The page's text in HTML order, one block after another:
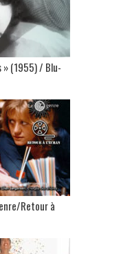
(1955) / Blu-
Retour à